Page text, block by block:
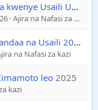
Orodha ya Majina ya Walioitwa kwenye Usaili Uhamiaji 2025/2026, Majina 2115
Ajira na Nafasi za kazi
Maswali ya Interview TRA Kujiandaa na Usaili 2025
na Nafasi za kazi
leo 2025
kazi